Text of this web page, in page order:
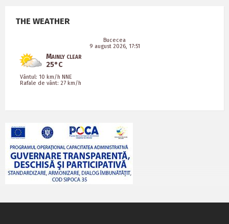
THE WEATHER
Bucecea
9 august 2026, 17:51
Mainly clear
25°C
Vântul: 10 km/h NNE
Rafale de vânt: 27 km/h